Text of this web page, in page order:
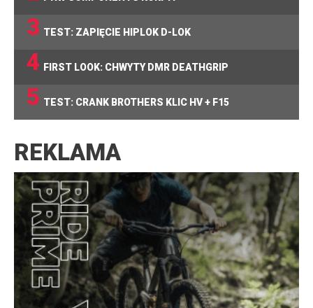
3 TEST: ZAPIĘCIE HIPLOK D-LOK
4 FIRST LOOK: CHWYTY DMR DEATHGRIP
5 TEST: CRANK BROTHERS KLIC HV + F15
REKLAMA